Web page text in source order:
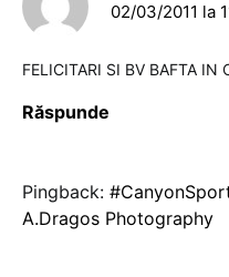
02/03/2011 la
FELICITARI SI BV BAFTA IN
Răspunde
Pingback:
A.Dragos Photography